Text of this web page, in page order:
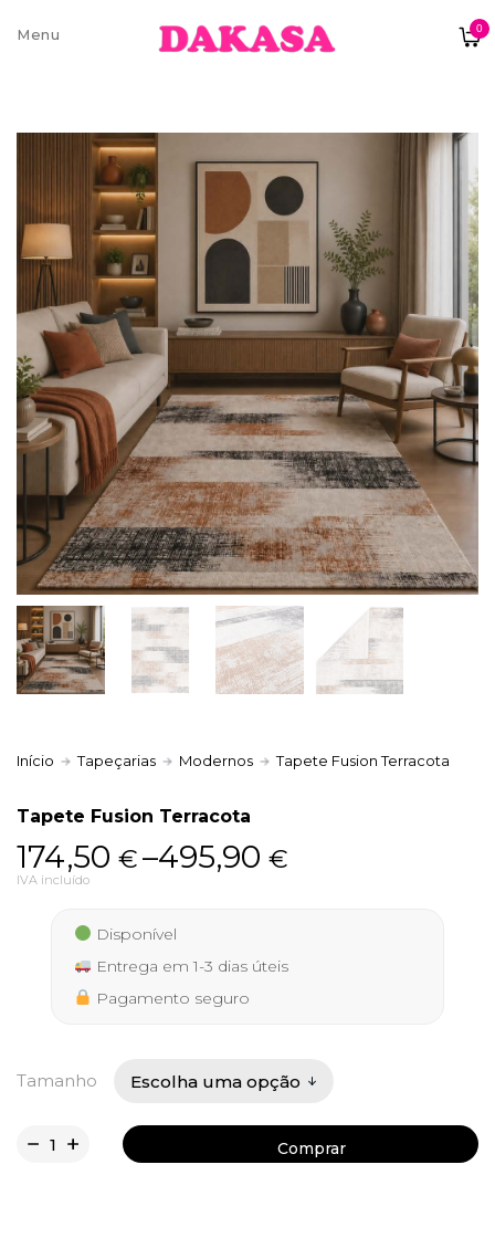
0
Sobre nós
Contatos e moradas
Pagamentos e Envios
Trocas e Devoluções
Termos e condições
Política de Privacidade
Início Tapeçarias Modernos Tapete Fusion Terracota
Tapete Fusion Terracota
174,50 €–495,90€
Price
range:
174,50 €
through
495,90 €
IVA incluído
Disponível
Entrega em 1-3 dias úteis
Pagamento seguro
Tamanho
Comprar